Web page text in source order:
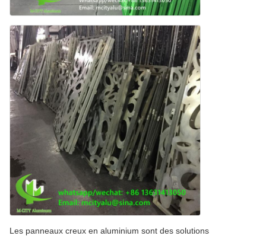
Les panneaux creux en aluminium sont des solutions